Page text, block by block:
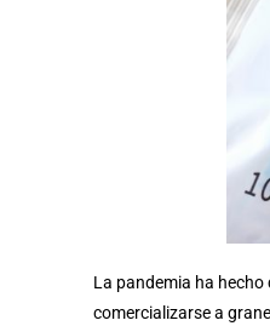
La pandemia ha
comercializarse a